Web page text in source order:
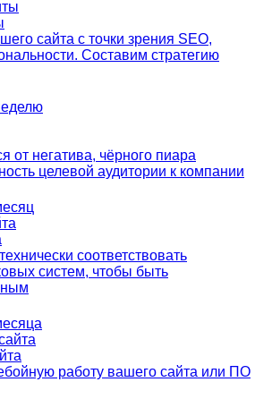
сайта с точки зрения SEO,
Составим стратегию
от негатива, чёрного пиара
целевой аудитории к компании
соответствовать
систем, чтобы быть
работу вашего сайта или ПО